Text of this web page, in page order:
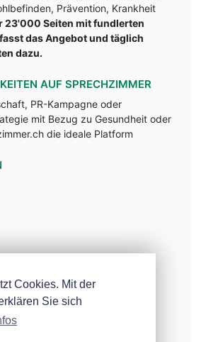
Prävention, Krankheit
23'000 Seiten mit fundlerten
das Angebot und täglich
dazu.
AUF SPRECHZIMMER
PR-Kampagne oder
mit Bezug zu Gesundheit oder
die ideale Platform
Cookies. Mit der
Sie sich